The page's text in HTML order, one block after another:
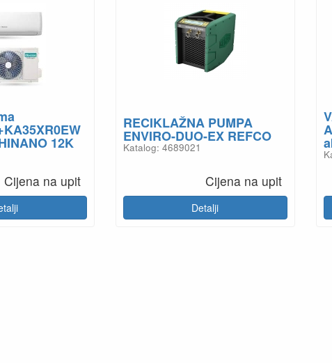
12K
RECIKLAŽNA PUMPA
ENVIRO-DUO-EX REFCO
Katalog: 4689021
Detalji